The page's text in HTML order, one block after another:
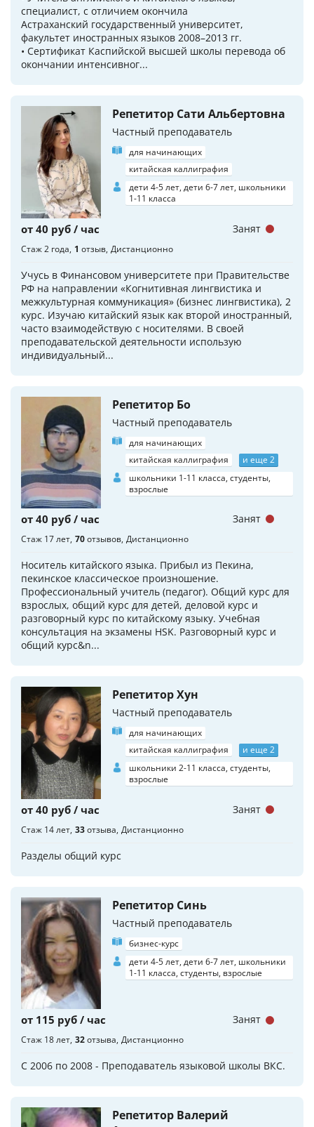
специалист, с отличием окончила
Астраханский государственный университет,
факультет иностранных языков 2008–2013 гг.
• Сертификат Каспийской высшей школы перевода об
окончании интенсивног...
Репетитор Сати Альбертовна
Частный преподаватель
для начинающих
китайская каллиграфия
дети 4-5 лет, дети 6-7 лет, школьники
1-11 класса
от 40 руб / час
Стаж 2 года 1 отзыв Дистанционно
Учусь в Финансовом университете при Правительстве
РФ на направлении «Когнитивная лингвистика и
межкультурная коммуникация» (бизнес лингвистика), 2
курс. Изучаю китайский язык как второй иностранный,
часто взаимодействую с носителями. В своей
преподавательской деятельности использую
индивидуальный...
Занят
Репетитор Бо
Частный преподаватель
для начинающих
китайская каллиграфия
и еще 2
школьники 1-11 класса, студенты,
взрослые
от 40 руб / час
Стаж 17 лет 70отзывов Дистанционно
Носитель китайского языка. Прибыл из Пекина,
пекинское классическое произношение.
Профессиональный учитель (педагог). Общий курс для
взрослых, общий курс для детей, деловой курс и
разговорный курс по китайскому языку. Учебная
консультация на экзамены HSK. Разговорный курс и
общий курс&n...
Занят
Репетитор Хун
Частный преподаватель
для начинающих
китайская каллиграфия
и еще 2
школьники 2-11 класса, студенты,
взрослые
от 40 руб / час
Стаж 14 лет 33отзыва Дистанционно
Разделы общий курс
Занят
Репетитор Синь
Частный преподаватель
бизнес-курс
дети 4-5 лет, дети 6-7 лет, школьники
1-11 класса, студенты, взрослые
от 115 руб / час
Стаж 18 лет 32отзыва Дистанционно
С 2006 по 2008 - Преподаватель языковой школы ВКС.
Занят
Репетитор Валерий